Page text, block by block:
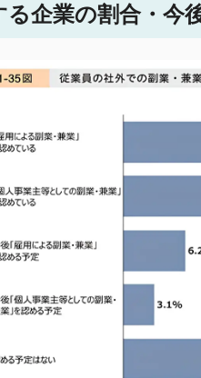
企業の割合・今